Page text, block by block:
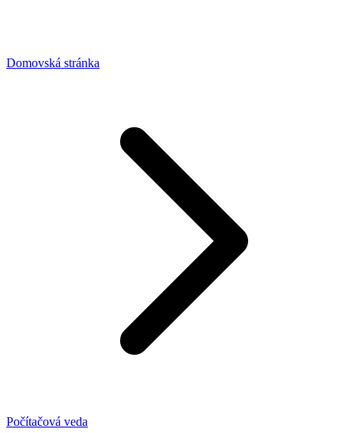
Domovská stránka
Počítačová veda